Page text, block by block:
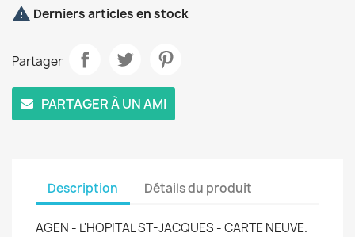
 Derniers articles en stock
Partager
PARTAGER À UN AMI
Description Détails du produit
AGEN - L'HOPITAL ST-JACQUES - CARTE NEUVE.